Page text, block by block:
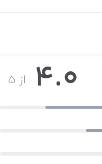
از ۵ 4.0